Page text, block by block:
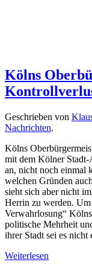
Kölns
Geschrieben von
Nachrichten.
Kölns
mit dem Kölner
an, nicht noch einmal
welchen Gründen
sieht sich aber nicht
Herrin zu werden. Um
Verwahrlosung“
politische Mehrheit
ihrer Stadt sei es nicht
Weiterlesen